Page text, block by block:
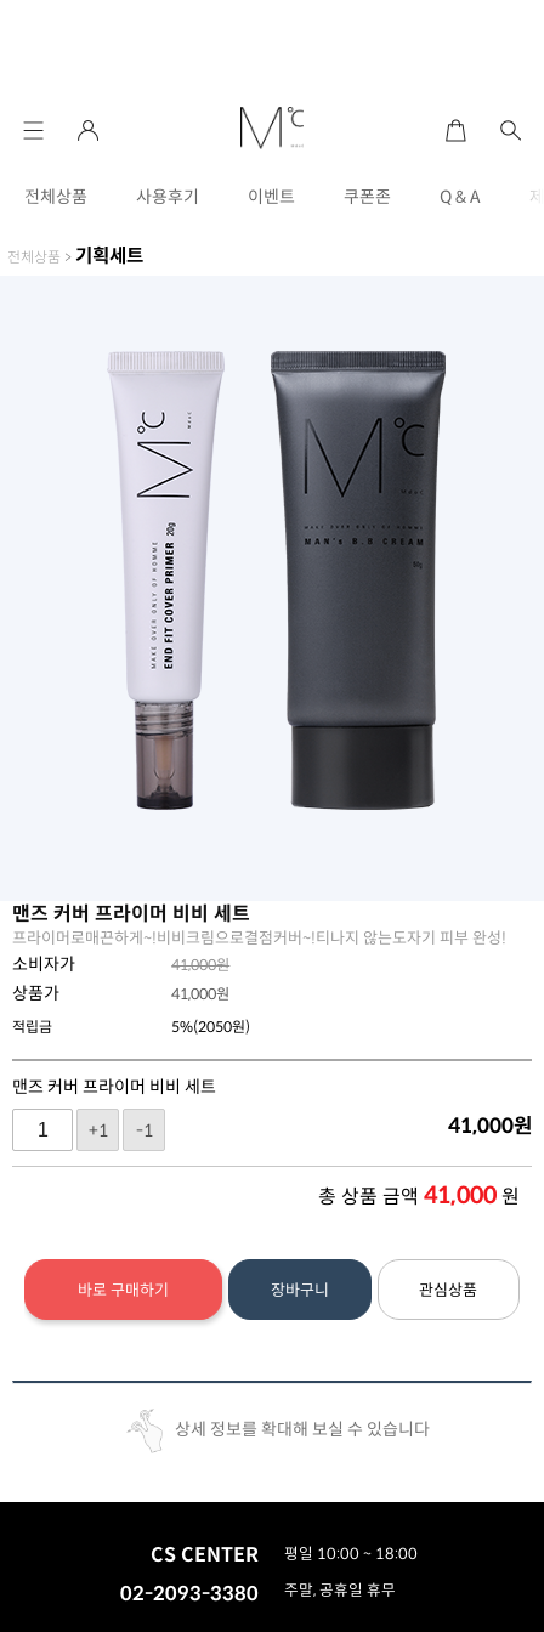
전체상품 사용후기 이벤트 쿠폰존 Q & A
전체상품 > 기획세트
맨즈 커버 프라이머 비비 세트
프라이머로매끈하게~!비비크림으로결점커버~!티나지 않는도자기 피부 완성!
소비자가 41,000원
상품가 41,000원
적립금
5%(2050원)
맨즈 커버 프라이머 비비 세트
+1
-1 41,000원
총 상품 금액 41,000원
바로 구매하기 장바구니 관심상품
상세 정보를 확대해 보실 수 있습니다
CS CENTER
02-2093-3380
평일 10:00 ~ 18:00
주말, 공휴일 휴무